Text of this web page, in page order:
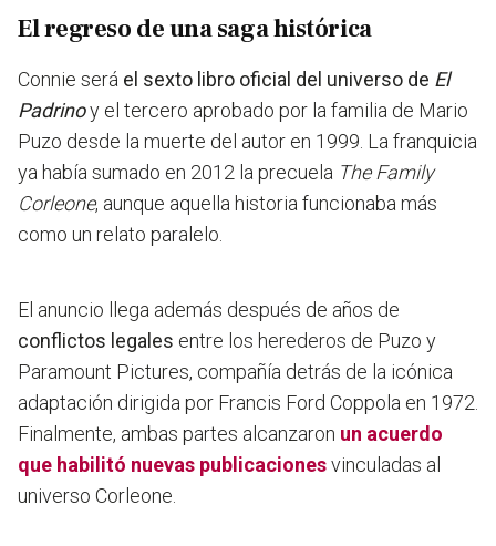
El regreso de una saga histórica
Connie será el sexto libro oficial del universo de El
Padrinoy el tercero aprobado por la familia de Mario
Puzo desde la muerte del autor en 1999. La franquicia
ya había sumado en 2012 la precuela The Family
Corleone, aunque aquella historia funcionaba más
como un relato paralelo.
El anuncio llega además después de años de
conflictos legales entre los herederos de Puzo y
Paramount Pictures, compañía detrás de la icónica
adaptación dirigida por Francis Ford Coppola en 1972.
Finalmente, ambas partes alcanzaron un acuerdo
que habilitó nuevas publicacionesvinculadas al
universo Corleone.